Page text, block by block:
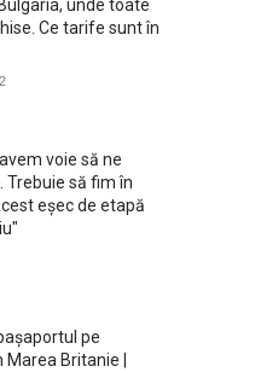
unde toate
Ce tarife sunt în
voie să ne
Trebuie să fim în
eșec de etapă
pe
Britanie |